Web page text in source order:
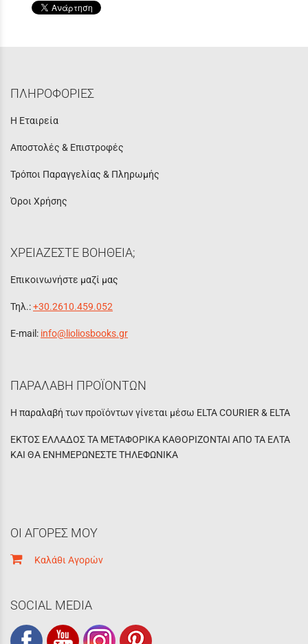
ΠΛΗΡΟΦΟΡΙΕΣ
Η Εταιρεία
Αποστολές & Επιστροφές
Τρόποι Παραγγελίας & Πληρωμής
Όροι Χρήσης
ΧΡΕΙΑΖΕΣΤΕ ΒΟΗΘΕΙΑ;
Επικοινωνήστε μαζί μας
Τηλ.:+30.2610.459.052
E-mail: info@lioliosbooks.gr
ΠΑΡΑΛΑΒΗ ΠΡΟΪΟΝΤΩΝ
Η παραλαβή των προϊόντων γίνεται μέσω ELTA COURIER & ELTA
ΕΚΤΟΣ ΕΛΛΑΔΟΣ ΤΑ ΜΕΤΑΦΟΡΙΚΑ ΚΑΘΟΡΙΖΟΝΤΑΙ ΑΠΟ ΤΑ ΕΛΤΑ
ΚΑΙ ΘΑ ΕΝΗΜΕΡΩΝΕΣΤΕ ΤΗΛΕΦΩΝΙΚΑ
ΟΙ ΑΓΟΡΕΣ ΜΟΥ
Καλάθι Αγορών
SOCIAL MEDIA